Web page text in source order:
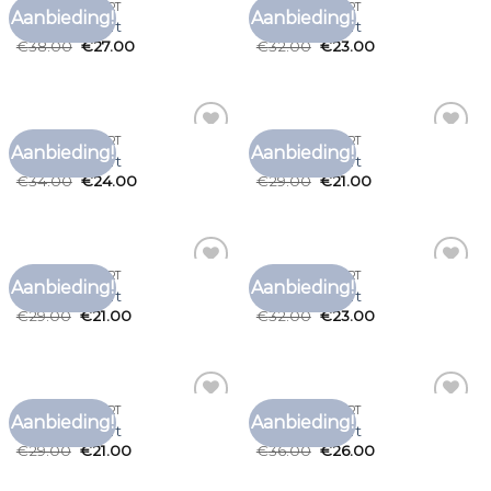
Aanbieding!
MY BRAND SHIRT
my brand shirt
€38.00 €27.00
Aanbieding!
MY BRAND SHIRT
my brand shirt
€32.00 €23.00
Aanbieding!
MY BRAND SHIRT
my brand shirt
€34.00 €24.00
Aanbieding!
MY BRAND SHIRT
my brand shirt
€29.00 €21.00
Aanbieding!
MY BRAND SHIRT
my brand shirt
€29.00 €21.00
Aanbieding!
MY BRAND SHIRT
my brand shirt
€32.00 €23.00
Aanbieding!
MY BRAND SHIRT
my brand shirt
€29.00 €21.00
Aanbieding!
MY BRAND SHIRT
my brand shirt
€36.00 €26.00